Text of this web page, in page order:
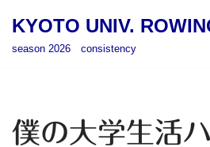
ツ
へ
KYOTO UNIV.
season 2026 consistency
僕の大学生活